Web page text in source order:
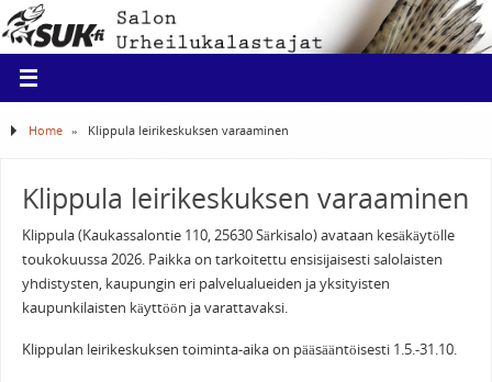
Home » Klippula leirikeskuksen varaaminen
Klippula leirikeskuksen varaaminen
Klippula (Kaukassalontie 110, 25630 Särkisalo) avataan kesäkäytölle
toukokuussa 2026. Paikka on tarkoitettu ensisijaisesti salolaisten
yhdistysten, kaupungin eri palvelualueiden ja yksityisten
kaupunkilaisten käyttöön ja varattavaksi.
Klippulan leirikeskuksen toiminta-aika on pääsääntöisesti 1.5.-31.10.